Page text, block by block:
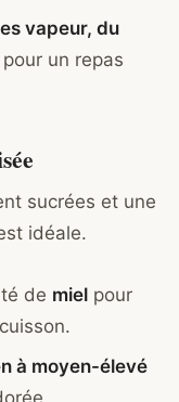
vapeur, du
pour un repas
sucrées et une
idéale.
de miel pour
à moyen-élevé